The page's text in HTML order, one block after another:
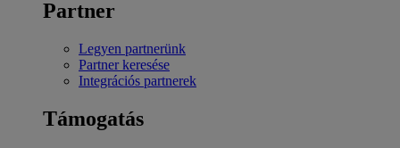
Partner
Legyen partnerünk
Partner keresése
Integrációs partnerek
Támogatás